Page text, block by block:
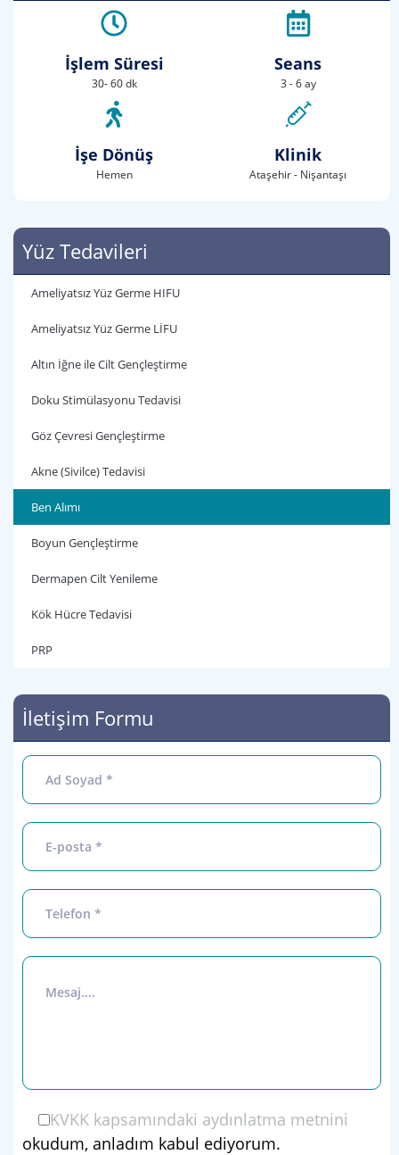
İşlem Süresi
30- 60 dk
İşe Dönüş
Hemen
Seans
3 - 6 ay
Klinik
Ataşehir - Nişantaşı
Yüz Tedavileri
Ameliyatsız Yüz Germe HIFU
Ameliyatsız Yüz Germe LİFU
Altın İğne ile Cilt Gençleştirme
Doku Stimülasyonu Tedavisi
Göz Çevresi Gençleştirme
Akne (Sivilce) Tedavisi
Ben Alımı
Boyun Gençleştirme
Dermapen Cilt Yenileme
Kök Hücre Tedavisi
PRP
İletişim Formu
KVKK kapsamındaki aydınlatma metnini
okudum, anladım kabul ediyorum.